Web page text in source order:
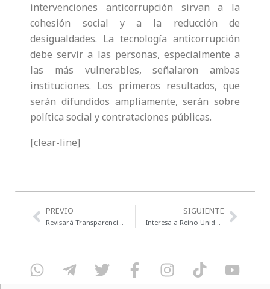
intervenciones anticorrupción sirvan a la
cohesión social y a la reducción de
desigualdades. La tecnología anticorrupción
debe servir a las personas, especialmente a
las más vulnerables, señalaron ambas
instituciones. Los primeros resultados, que
serán difundidos ampliamente, serán sobre
política social y contrataciones públicas.
[clear-line]
Previo
PREVIO
Revisará Transparencia Mexicana cumplimiento de medidas para prevenir y evitar conflictos de intereses en Congresos
SIGUIENTE
Interesa a Reino Unido Algoritmo Anticorrupción de SESNA y TMX
Next
W
h
T
e
T
w
F
a
I
n
T
i
Y
o